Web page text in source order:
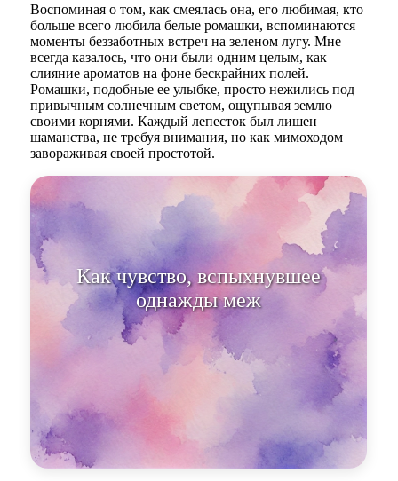
Воспоминая о том, как смеялась она, его любимая, кто
больше всего любила белые ромашки, вспоминаются
моменты беззаботных встреч на зеленом лугу. Мне
всегда казалось, что они были одним целым, как
слияние ароматов на фоне бескрайних полей.
Ромашки, подобные ее улыбке, просто нежились под
привычным солнечным светом, ощупывая землю
своими корнями. Каждый лепесток был лишен
шаманства, не требуя внимания, но как мимоходом
завораживая своей простотой.
Как чувство, вспыхнувшее
однажды между двумя душами,
цветы ус